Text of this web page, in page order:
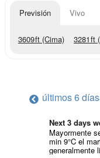
Previsión Vivo
3609ft (Cima) 3281ft
últimos 6 días
Next 3 days
Mayormente
min 9°C el
generalmente